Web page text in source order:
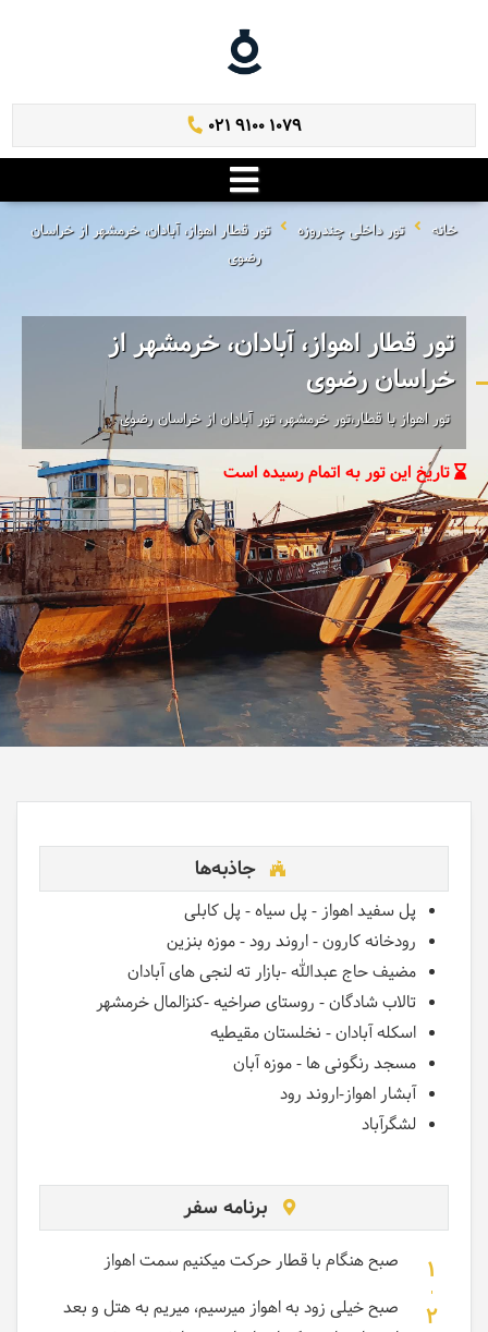
021 9100 1079
خانه تور داخلی چندروزه
تور قطار اهواز، آبادان، خرمشهر از خراسان
رضوی
تور قطار اهواز، آبادان، خرمشهر از
خراسان رضوی
تور اهواز با قطار،تور خرمشهر، تور آبادان از خراسان رضوی
تاریخ این تور به اتمام رسیده است
جاذبه‌ها
پل سفید اهواز - پل سیاه - پل کابلی
رودخانه کارون - اروند رود - موزه بنزین
مضیف حاج عبدالله -بازار ته لنجی های آبادان
تالاب شادگان - روستای صراخیه -کنزالمال خرمشهر
اسکله آبادان - نخلستان مقیطیه
مسجد رنگونی ها - موزه آبان
آبشار اهواز-اروند رود
لشگرآباد
برنامه سفر
1 صبح هنگام با قطار حرکت میکنیم سمت اهواز
2
صبح خیلی زود به اهواز میرسیم، میریم به هتل و بعد